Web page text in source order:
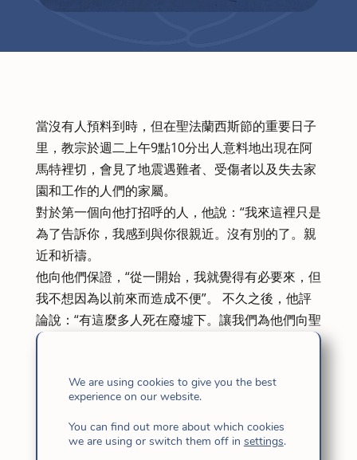
當沒有人預料到時，但在聖法蘭西斯節的重要日子
里，教宗於週二上午9點10分出人意料地出現在阿
馬特裡切，會見了地震遇難者、受傷者以及失去家
園和工作的人們的家屬。
對於第一個向他打招呼的人，他說：“我來這裡只是
為了告訴你，我感到與你很親近。沒有別的了。親
近和祈禱。
他向他們保證，“從一開始，我就覺得有必要來，但
我不想因為以前來而造成不便”。 不久之後，他評
論說：“有這麼多人死在廢墟下。讓我們為他們向聖
母祈禱。
無法知道實際數位。 在最初的幾天里，失去家園並
不得不在帳篷或避難所安頓下來的人數達到近三千
教宗在廢墟前默禱，並在簡單而痛苦的氣氛中與消
We are using cookies to give you the best
experience on our website.
You can find out more about which cookies
we are using or switch them off in settings.